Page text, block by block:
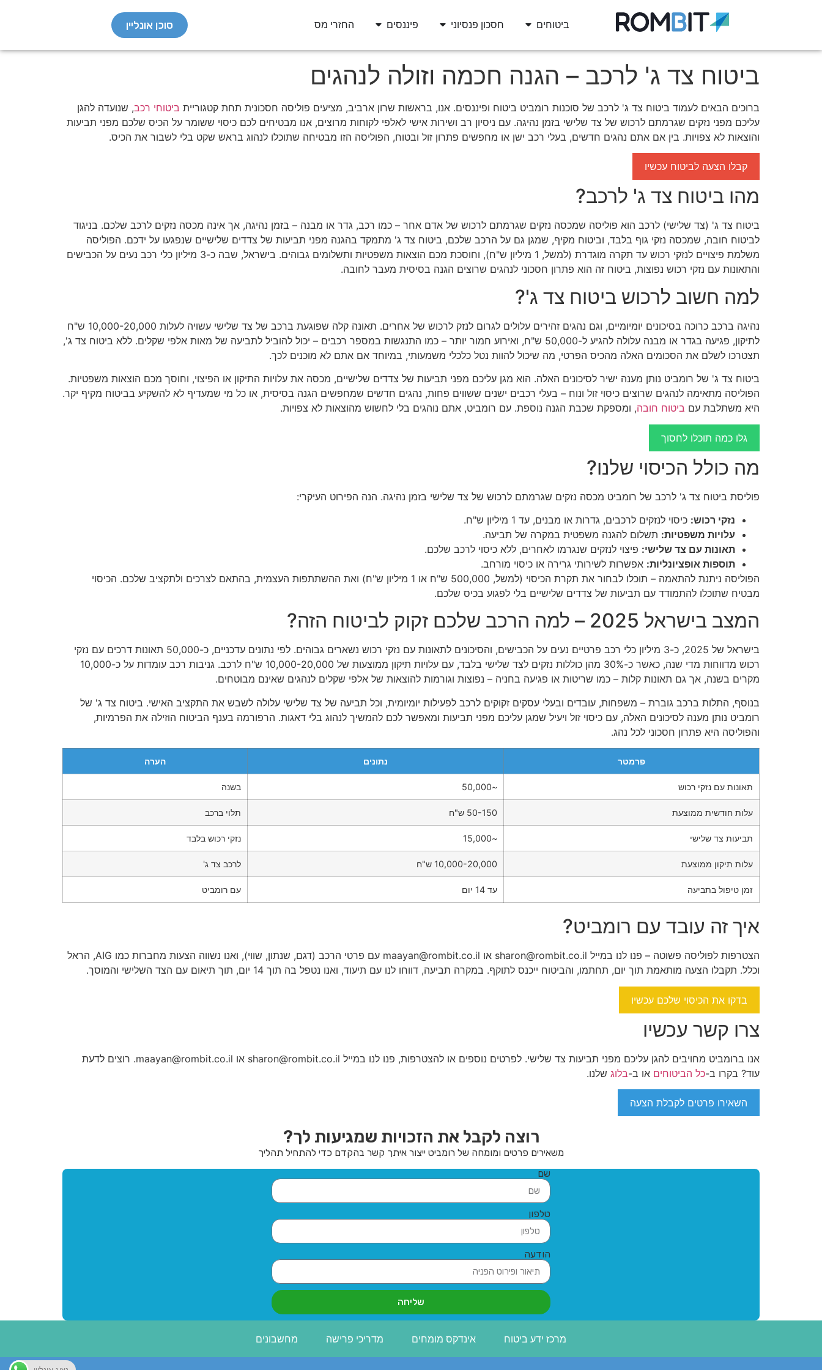
ביטוחים חסכון פנסיוני פיננסים החזרי מס סוכן אונליין
ביטוח צד ג' לרכב – הגנה חכמה וזולה לנהגים
ברוכים הבאים לעמוד ביטוח צד ג' לרכב של סוכנות רומביט ביטוח ופיננסים. אנו, בראשות שרון ארביב, מציעים פוליסה חסכונית תחת קטגוריית ביטוחי רכב, שנועדה להגן
עליכם מפני נזקים שגרמתם לרכוש של צד שלישי בזמן נהיגה. עם ניסיון רב ושירות אישי לאלפי לקוחות מרוצים, אנו מבטיחים לכם כיסוי ששומר על הכיס שלכם מפני תביעות
והוצאות לא צפויות. בין אם אתם נהגים חדשים, בעלי רכב ישן או מחפשים פתרון זול ובטוח, הפוליסה הזו מבטיחה שתוכלו לנהוג בראש שקט בלי לשבור את הכיס.
קבלו הצעה לביטוח עכשיו
מהו ביטוח צד ג' לרכב?
ביטוח צד ג' (צד שלישי) לרכב הוא פוליסה שמכסה נזקים שגרמתם לרכוש של אדם אחר – כמו רכב, גדר או מבנה – בזמן נהיגה, אך אינה מכסה נזקים לרכב שלכם. בניגוד
לביטוח חובה, שמכסה נזקי גוף בלבד, וביטוח מקיף, שמגן גם על הרכב שלכם, ביטוח צד ג' מתמקד בהגנה מפני תביעות של צדדים שלישיים שנפגעו על ידכם. הפוליסה
משלמת פיצויים לנזקי רכוש עד תקרה מוגדרת (למשל, 1 מיליון ש"ח), וחוסכת מכם הוצאות משפטיות ותשלומים גבוהים. בישראל, שבה כ-3 מיליון כלי רכב נעים על הכבישים
והתאונות עם נזקי רכוש נפוצות, ביטוח זה הוא פתרון חסכוני לנהגים שרוצים הגנה בסיסית מעבר לחובה.
למה חשוב לרכוש ביטוח צד ג'?
נהיגה ברכב כרוכה בסיכונים יומיומיים, וגם נהגים זהירים עלולים לגרום לנזק לרכוש של אחרים. תאונה קלה שפוגעת ברכב של צד שלישי עשויה לעלות 10,000-20,000 ש"ח
לתיקון, פגיעה בגדר או מבנה עלולה להגיע ל-50,000 ש"ח, ואירוע חמור יותר – כמו התנגשות במספר רכבים – יכול להוביל לתביעה של מאות אלפי שקלים. ללא ביטוח צד ג',
תצטרכו לשלם את הסכומים האלה מהכיס הפרטי, מה שיכול להוות נטל כלכלי משמעותי, במיוחד אם אתם לא מוכנים לכך.
ביטוח צד ג' של רומביט נותן מענה ישיר לסיכונים האלה. הוא מגן עליכם מפני תביעות של צדדים שלישיים, מכסה את עלויות התיקון או הפיצוי, וחוסך מכם הוצאות משפטיות.
הפוליסה מתאימה לנהגים שרוצים כיסוי זול ונוח – בעלי רכבים ישנים ששווים פחות, נהגים חדשים שמחפשים הגנה בסיסית, או כל מי שמעדיף לא להשקיע בביטוח מקיף יקר.
היא משתלבת עם ביטוח חובה, ומספקת שכבת הגנה נוספת. עם רומביט, אתם נוהגים בלי לחשוש מהוצאות לא צפויות.
גלו כמה תוכלו לחסוך
מה כולל הכיסוי שלנו?
פוליסת ביטוח צד ג' לרכב של רומביט מכסה נזקים שגרמתם לרכוש של צד שלישי בזמן נהיגה. הנה הפירוט העיקרי:
נזקי רכוש: כיסוי לנזקים לרכבים, גדרות או מבנים, עד 1 מיליון ש"ח.
עלויות משפטיות: תשלום להגנה משפטית במקרה של תביעה.
תאונות עם צד שלישי: פיצוי לנזקים שנגרמו לאחרים, ללא כיסוי לרכב שלכם.
תוספות אופציונליות: אפשרות לשירותי גרירה או כיסוי מורחב.
הפוליסה ניתנת להתאמה – תוכלו לבחור את תקרת הכיסוי (למשל, 500,000 ש"ח או 1 מיליון ש"ח) ואת ההשתתפות העצמית, בהתאם לצרכים ולתקציב שלכם. הכיסוי
מבטיח שתוכלו להתמודד עם תביעות של צדדים שלישיים בלי לפגוע בכיס שלכם.
המצב בישראל 2025 – למה הרכב שלכם זקוק לביטוח הזה?
בישראל של 2025, כ-3 מיליון כלי רכב פרטיים נעים על הכבישים, והסיכונים לתאונות עם נזקי רכוש נשארים גבוהים. לפי נתונים עדכניים, כ-50,000 תאונות דרכים עם נזקי
רכוש מדווחות מדי שנה, כאשר כ-30% מהן כוללות נזקים לצד שלישי בלבד, עם עלויות תיקון ממוצעות של 10,000-20,000 ש"ח לרכב. גניבות רכב עומדות על כ-10,000
מקרים בשנה, אך גם תאונות קלות – כמו שריטות או פגיעה בחניה – נפוצות וגורמות להוצאות של אלפי שקלים לנהגים שאינם מבוטחים.
בנוסף, התלות ברכב גוברת – משפחות, עובדים ובעלי עסקים זקוקים לרכב לפעילות יומיומית, וכל תביעה של צד שלישי עלולה לשבש את התקציב האישי. ביטוח צד ג' של
רומביט נותן מענה לסיכונים האלה, עם כיסוי זול ויעיל שמגן עליכם מפני תביעות ומאפשר לכם להמשיך לנהוג בלי דאגות. הרפורמה בענף הביטוח הוזילה את הפרמיות,
והפוליסה היא פתרון חסכוני לכל נהג.
פרמטר נתונים הערה
תאונות עם נזקי רכוש ~50,000 בשנה
עלות חודשית ממוצעת 50-150 ש"ח תלוי ברכב
תביעות צד שלישי ~15,000 נזקי רכוש בלבד
עלות תיקון ממוצעת 10,000-20,000 ש"ח לרכב צד ג'
זמן טיפול בתביעה עד 14 יום עם רומביט
איך זה עובד עם רומביט?
הצטרפות לפוליסה פשוטה – פנו לנו במייל sharon@rombit.co.il או maayan@rombit.co.il
עם פרטי הרכב (דגם, שנתון, שווי), ואנו נשווה הצעות מחברות כמו AIG, הראל
וכלל. תקבלו הצעה מותאמת תוך יום, תחתמו, והביטוח ייכנס לתוקף. במקרה תביעה, דווחו לנו עם תיעוד, ואנו נטפל בה תוך 14 יום, תוך תיאום עם הצד השלישי והמוסך.
בדקו את הכיסוי שלכם עכשיו
צרו קשר עכשיו
אנו ברומביט מחויבים להגן עליכם מפני תביעות צד שלישי. לפרטים נוספים או להצטרפות, פנו לנו במייל sharon@rombit.co.il או maayan@rombit.co.il. רוצים לדעת
עוד? בקרו ב-כל הביטוחים או ב-בלוג שלנו.
השאירו פרטים לקבלת הצעה
רוצה לקבל את הזכויות שמגיעות לך?
משאירים פרטים ומומחה של רומביט ייצור איתך קשר בהקדם כדי להתחיל תהליך
שם
טלפון
הודעה
שליחה
מרכז ידע ביטוח אינדקס מומחים מדריכי פרישה מחשבונים